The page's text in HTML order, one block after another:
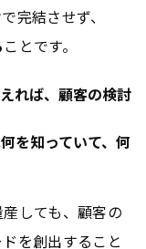
完結させず、
ことです。
れば、顧客の検討
を知っていて、何
産しても、顧客の
を創出すること